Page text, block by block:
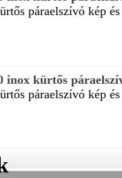
páraelszívó kép
inox kürtős
páraelszívó kép